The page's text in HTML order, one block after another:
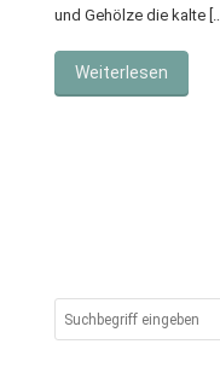
und Gehölze die kalte
Weiterlesen